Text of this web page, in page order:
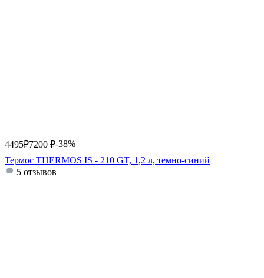
4495₽7200 ₽-38%
Термос THERMOS IS - 210 GT, 1,2 л, темно-синий
5 отзывов